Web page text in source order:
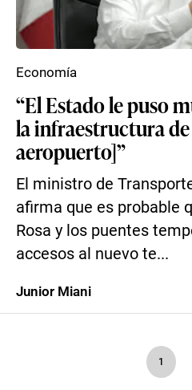
“El Estado le puso
la infraestructura de
aeropuerto]”
El ministro de
afirma que es probable
Rosa y los puentes
accesos al nuevo te...
Economía
Junior Miani
1